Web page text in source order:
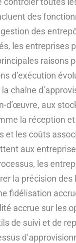
des
des
les entreprises
raisons
d’exécution
chaîne
d’œuvre, aux
la réception
les coûts
aux
les
la précision des
fidélisation
accrue sur les
de suivi et de